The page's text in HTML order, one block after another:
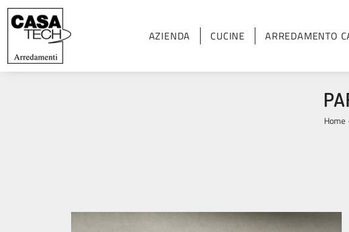
AZIENDA CUCINE ARREDAMENTO
Home